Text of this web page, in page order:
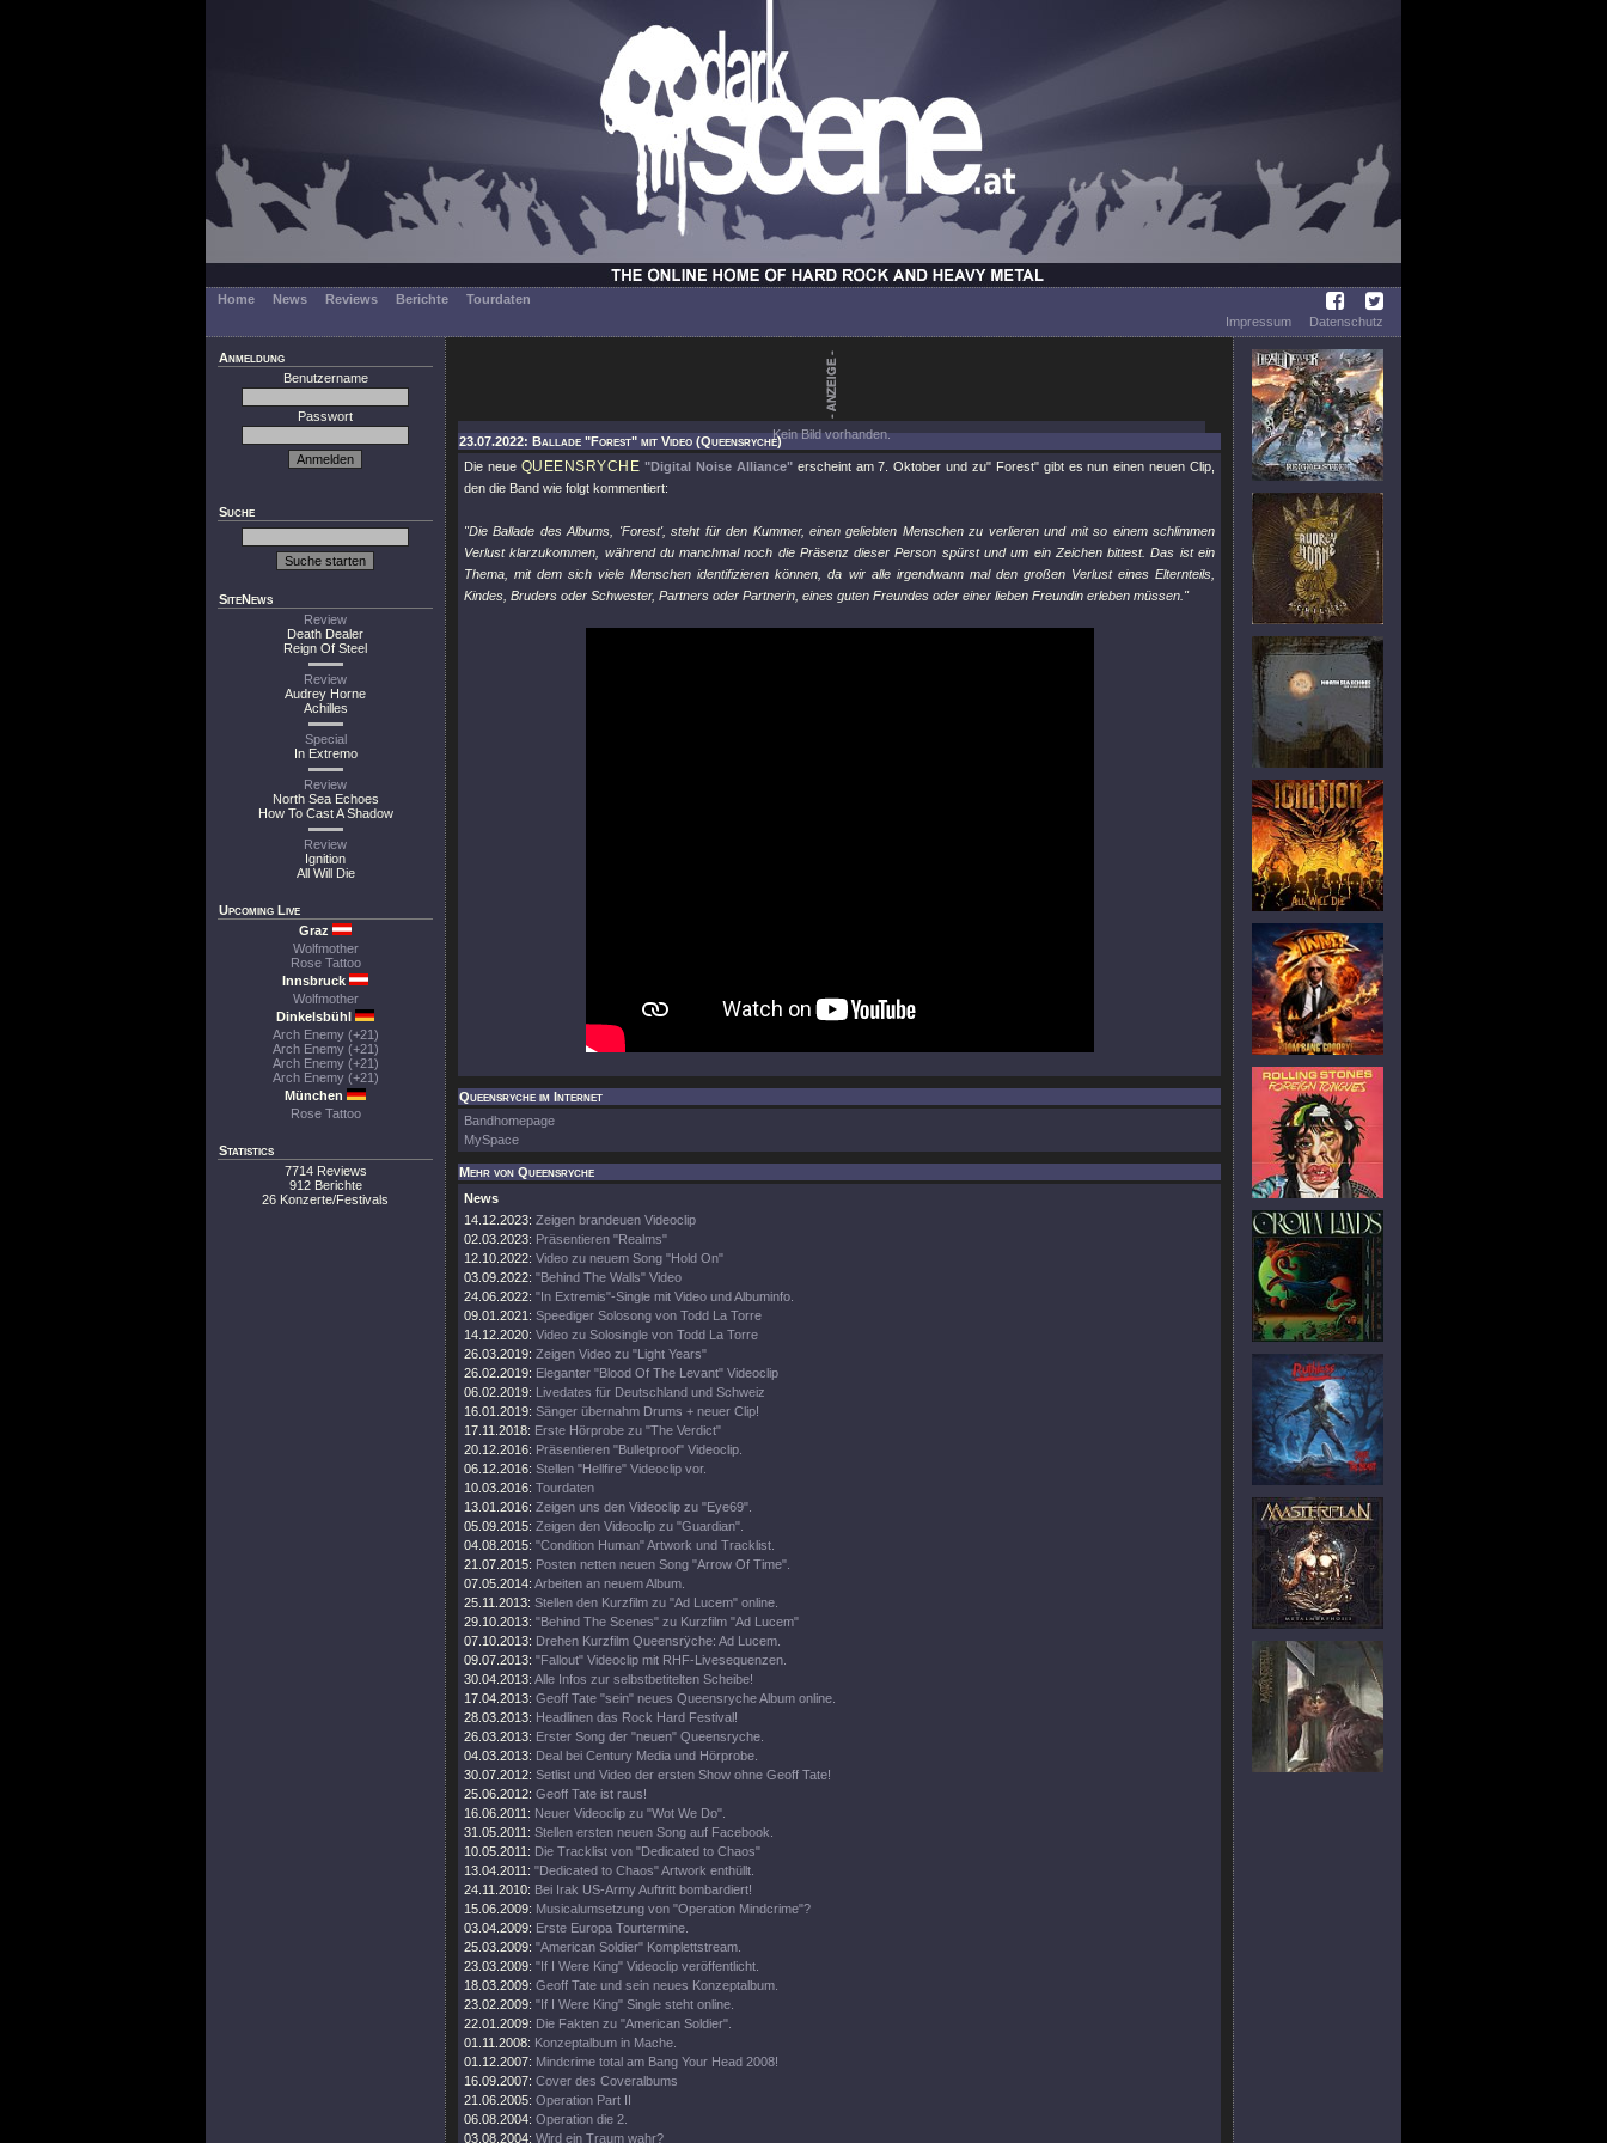
Home News Reviews Berichte
Tourdaten
Impressum
Datenschutz
Anmeldung
Benutzername
Passwort
Suche
SiteNews
Review
Death Dealer
Reign Of Steel
Review
Audrey Horne
Achilles
Special
In Extremo
Review
North Sea Echoes
How To Cast A Shadow
Review
Ignition
All Will Die
Upcoming Live
Graz
Wolfmother
Rose Tattoo
Innsbruck
Wolfmother
Dinkelsbühl
Arch Enemy (+21)
Arch Enemy (+21)
Arch Enemy (+21)
Arch Enemy (+21)
München
Rose Tattoo
Statistics
7714 Reviews
912 Berichte
26 Konzerte/Festivals
Kein Bild vorhanden.
23.07.2022: Ballade "Forest" mit Video (Queensryche)
Die neue QUEENSRYCHE "Digital Noise Alliance"erscheint am 7. Oktober und zu" Forest"gibt es nun einen neuen Clip,
den die Band wie folgt kommentiert:
"Die Ballade des Albums, 'Forest', steht für den Kummer, einen geliebten Menschen zu verlieren und mit so einem schlimmen
Verlust klarzukommen, während du manchmal noch die Präsenz dieser Person spürst und um ein Zeichen bittest. Das ist ein
Thema, mit dem sich viele Menschen identifizieren können, da wir alle irgendwann mal den großen Verlust eines Elternteils,
Kindes, Bruders oder Schwester, Partners oder Partnerin, eines guten Freundes oder einer lieben Freundin erleben müssen."
Queensryche im Internet
Bandhomepage
MySpace
Mehr von Queensryche
News
14.12.2023: Zeigen brandeuen Videoclip
02.03.2023: Präsentieren "Realms"
12.10.2022: Video zu neuem Song "Hold On"
03.09.2022: "Behind The Walls" Video
24.06.2022: "In Extremis"-Single mit Video und Albuminfo.
09.01.2021: Speediger Solosong von Todd La Torre
14.12.2020: Video zu Solosingle von Todd La Torre
26.03.2019: Zeigen Video zu "Light Years"
26.02.2019: Eleganter "Blood Of The Levant" Videoclip
06.02.2019: Livedates für Deutschland und Schweiz
16.01.2019: Sänger übernahm Drums + neuer Clip!
17.11.2018: Erste Hörprobe zu "The Verdict"
20.12.2016: Präsentieren "Bulletproof" Videoclip.
06.12.2016: Stellen "Hellfire" Videoclip vor.
10.03.2016: Tourdaten
13.01.2016: Zeigen uns den Videoclip zu "Eye69".
05.09.2015: Zeigen den Videoclip zu "Guardian".
04.08.2015: "Condition Human" Artwork und Tracklist.
21.07.2015: Posten netten neuen Song "Arrow Of Time".
07.05.2014: Arbeiten an neuem Album.
25.11.2013: Stellen den Kurzfilm zu "Ad Lucem" online.
29.10.2013: "Behind The Scenes" zu Kurzfilm "Ad Lucem"
07.10.2013: Drehen Kurzfilm Queensrÿche: Ad Lucem.
09.07.2013: "Fallout" Videoclip mit RHF-Livesequenzen.
30.04.2013: Alle Infos zur selbstbetitelten Scheibe!
17.04.2013: Geoff Tate "sein" neues Queensryche Album online.
28.03.2013: Headlinen das Rock Hard Festival!
26.03.2013: Erster Song der "neuen" Queensryche.
04.03.2013: Deal bei Century Media und Hörprobe.
30.07.2012: Setlist und Video der ersten Show ohne Geoff Tate!
25.06.2012: Geoff Tate ist raus!
16.06.2011: Neuer Videoclip zu "Wot We Do".
31.05.2011: Stellen ersten neuen Song auf Facebook.
10.05.2011: Die Tracklist von "Dedicated to Chaos"
13.04.2011: "Dedicated to Chaos" Artwork enthüllt.
24.11.2010: Bei Irak US-Army Auftritt bombardiert!
15.06.2009: Musicalumsetzung von "Operation Mindcrime"?
03.04.2009: Erste Europa Tourtermine.
25.03.2009: "American Soldier" Komplettstream.
23.03.2009: "If I Were King" Videoclip veröffentlicht.
18.03.2009: Geoff Tate und sein neues Konzeptalbum.
23.02.2009: "If I Were King" Single steht online.
22.01.2009: Die Fakten zu "American Soldier".
01.11.2008: Konzeptalbum in Mache.
01.12.2007: Mindcrime total am Bang Your Head 2008!
16.09.2007: Cover des Coveralbums
21.06.2005: Operation Part II
06.08.2004: Operation die 2.
03.08.2004: Wird ein Traum wahr?